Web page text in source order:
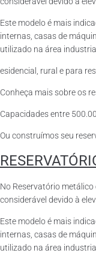
Este modelo é mais
internas, casas de
utilizado na área
esidencial, rural e para
Conheça mais sobre os
Capacidades entre
Ou construímos seu
No Reservatório
considerável devido à
Este modelo é mais
internas, casas de
utilizado na área